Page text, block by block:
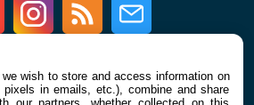
À PROPOS
, we wish to store and access information on
in emails, etc.), combine and share
our partners, whether collected on this